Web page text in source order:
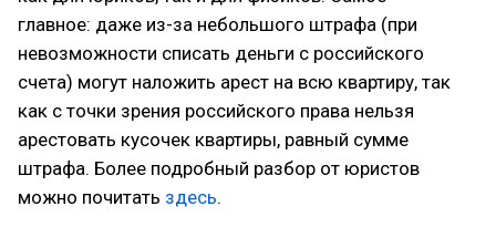
главное: даже из-за небольшого штрафа (при
невозможности списать деньги с российского
счета) могут наложить арест на всю квартиру, так
как с точки зрения российского права нельзя
арестовать кусочек квартиры, равный сумме
штрафа. Более подробный разбор от юристов
можно почитать здесь.